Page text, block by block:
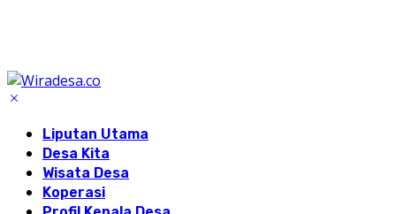
Liputan Utama
Desa Kita
Wisata Desa
Koperasi